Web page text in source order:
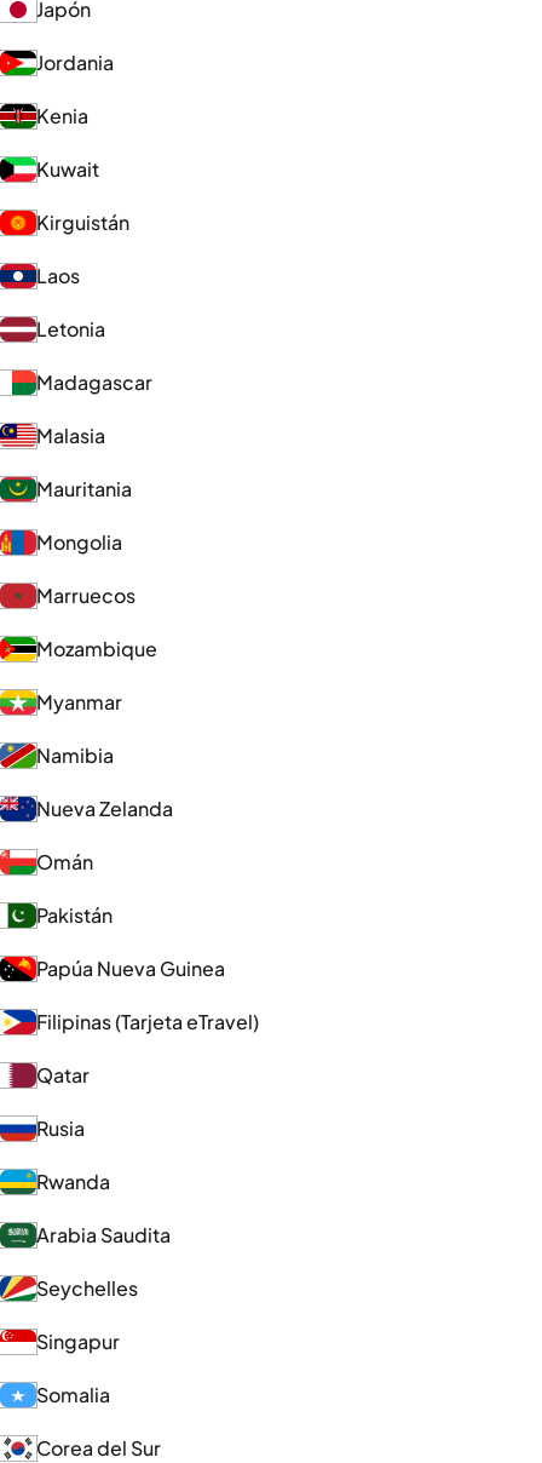
Japón
Jordania
Kenia
Kuwait
Kirguistán
Laos
Letonia
Madagascar
Malasia
Mauritania
Mongolia
Marruecos
Mozambique
Myanmar
Namibia
Nueva Zelanda
Omán
Pakistán
Papúa Nueva Guinea
Filipinas (Tarjeta eTravel)
Qatar
Rusia
Rwanda
Arabia Saudita
Seychelles
Singapur
Somalia
Corea del Sur